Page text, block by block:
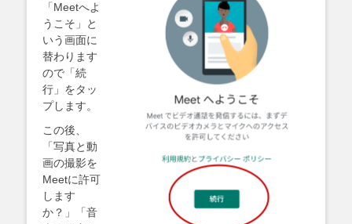
「Meetへよ
うこそ」と
いう画面に
替わります
ので「続
行」をタッ
プします。
この後、
「写真と動
画の撮影を
Meetに許可
します
か？」「音